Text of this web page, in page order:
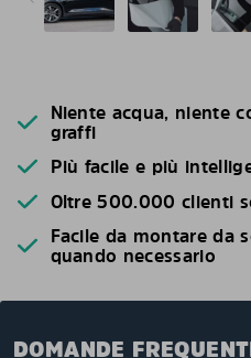
Niente acqua, niente
graffi
Più facile e più
Oltre 500.000 clienti
Facile da montare da
quando necessario
DOMANDE